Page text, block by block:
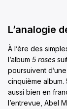
L’analogie
À l’ère des
l’album 5 roses
poursuivent
cinquième
aussi bien en
l’entrevue, Abel